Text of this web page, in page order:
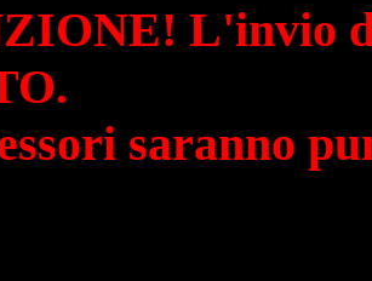
L'invio
saranno